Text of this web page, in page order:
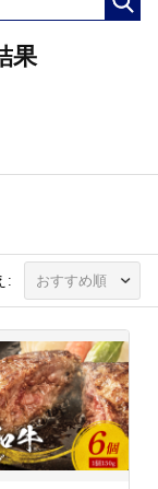
果
: